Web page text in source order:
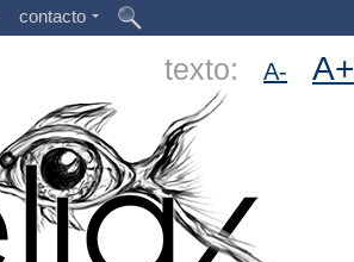
contacto
texto: A- A+